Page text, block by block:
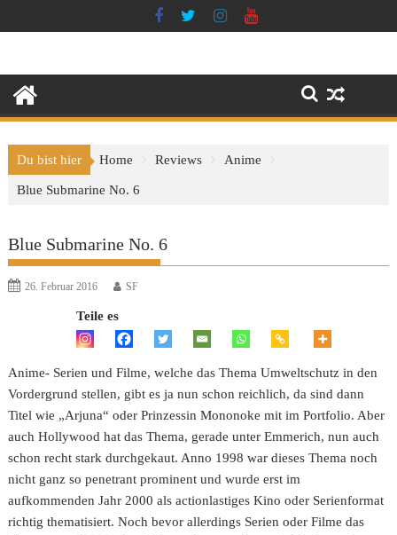
to
Du bist hier Home Reviews Anime
Blue Submarine No. 6
Blue Submarine No. 6
26. Februar 2016 SF
Teile es
Anime- Serien und Filme, welche das Thema Umweltschutz in den
Vordergrund stellen, gibt es ja nun schon reichlich, da sind dann
Titel wie „Arjuna“ oder Prinzessin Mononoke mit im Portfolio. Aber
auch Hollywood hat das Thema, gerade unter Emmerich, nun auch
schon recht stark durchgekaut. Anno 1998 war dieses Thema noch
nicht ganz so penetrant prominent und wurde erst im
aufkommenden Jahr 2000 als actionlastiges Kino oder Serienformat
richtig thematisiert. Noch bevor allerdings Serien oder Filme das